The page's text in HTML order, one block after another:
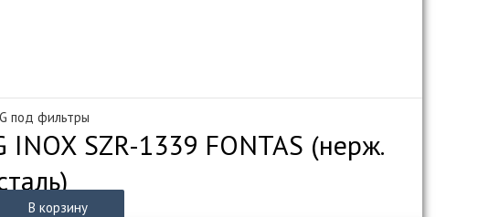
под фильтры
INOX SZR-1339 FONTAS (нерж.
В корзину